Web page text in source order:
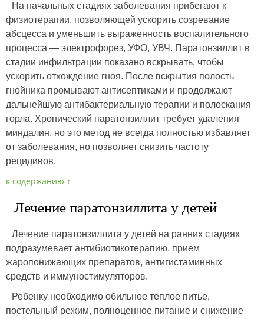
На начальных стадиях заболевания прибегают к
физиотерапии, позволяющей ускорить созревание
абсцесса и уменьшить выраженность воспалительного
процесса — электрофорез, УФО, УВЧ. Паратонзиллит в
стадии инфильтрации показано вскрывать, чтобы
ускорить отхождение гноя. После вскрытия полость
гнойника промывают антисептиками и продолжают
дальнейшую антибактериальную терапии и полоскания
горла. Хронический паратонзиллит требует удаления
миндалин, но это метод не всегда полностью избавляет
от заболевания, но позволяет снизить частоту
рецидивов.
к содержанию ↑
Лечение паратонзиллита у детей
Лечение паратонзиллита у детей на ранних стадиях
подразумевает антибиотикотерапию, прием
жаропонижающих препаратов, антигистаминных
средств и иммуностимуляторов.
Ребенку необходимо обильное теплое питье,
постельный режим, полноценное питание и снижение